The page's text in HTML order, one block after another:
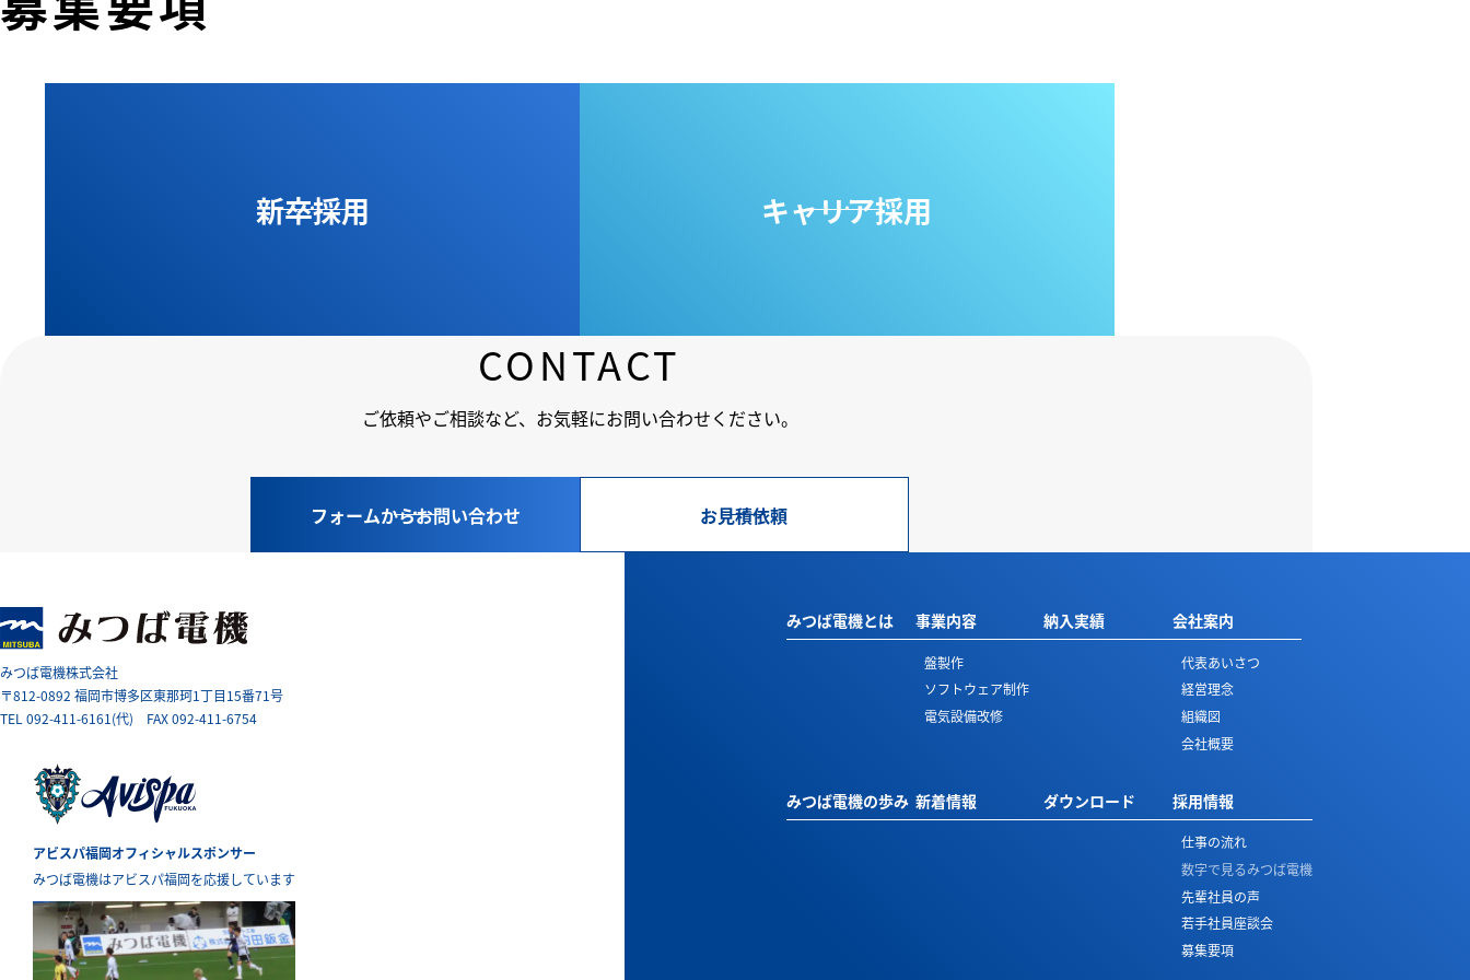
新卒採用 キャリア採用
CONTACT
ご依頼やご相談など、 お気軽にお問い合わせください。
フォームからお問い合わせ お見積依頼
みつば電機株式会社
〒812-0892 福岡市博多区東那珂1丁目15番71号
TEL 092-411-6161(代) FAX 092-411-6754
みつば電機とは 事業内容
盤製作
ソフトウェア制作
電気設備改修
納入実績 会社案内
代表あいさつ
経営理念
組織図
会社概要
みつば電機の歩み 新着情報 ダウンロード 採用情報
仕事の流れ
数字で見るみつば電機
先輩社員の声
若手社員座談会
募集要項
アビスパ福岡オフィシャルスポンサー
みつば電機はアビスパ福岡を応援しています